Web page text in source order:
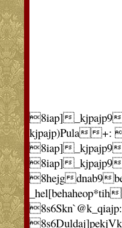
8iap]_kjpajp9
kjpajp)Pula+:
8iap]_kjpajp9
8iap]_kjpajp9
8hejgdnab9